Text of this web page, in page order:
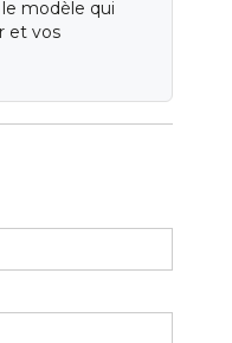
modèle qui
et vos